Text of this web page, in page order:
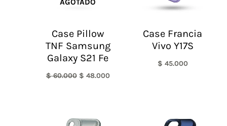
AGOTADO
Case Pillow
TNF Samsung
Galaxy S21 Fe
$60.000 $ 48.000
Case Francia
Vivo Y17S
$ 45.000